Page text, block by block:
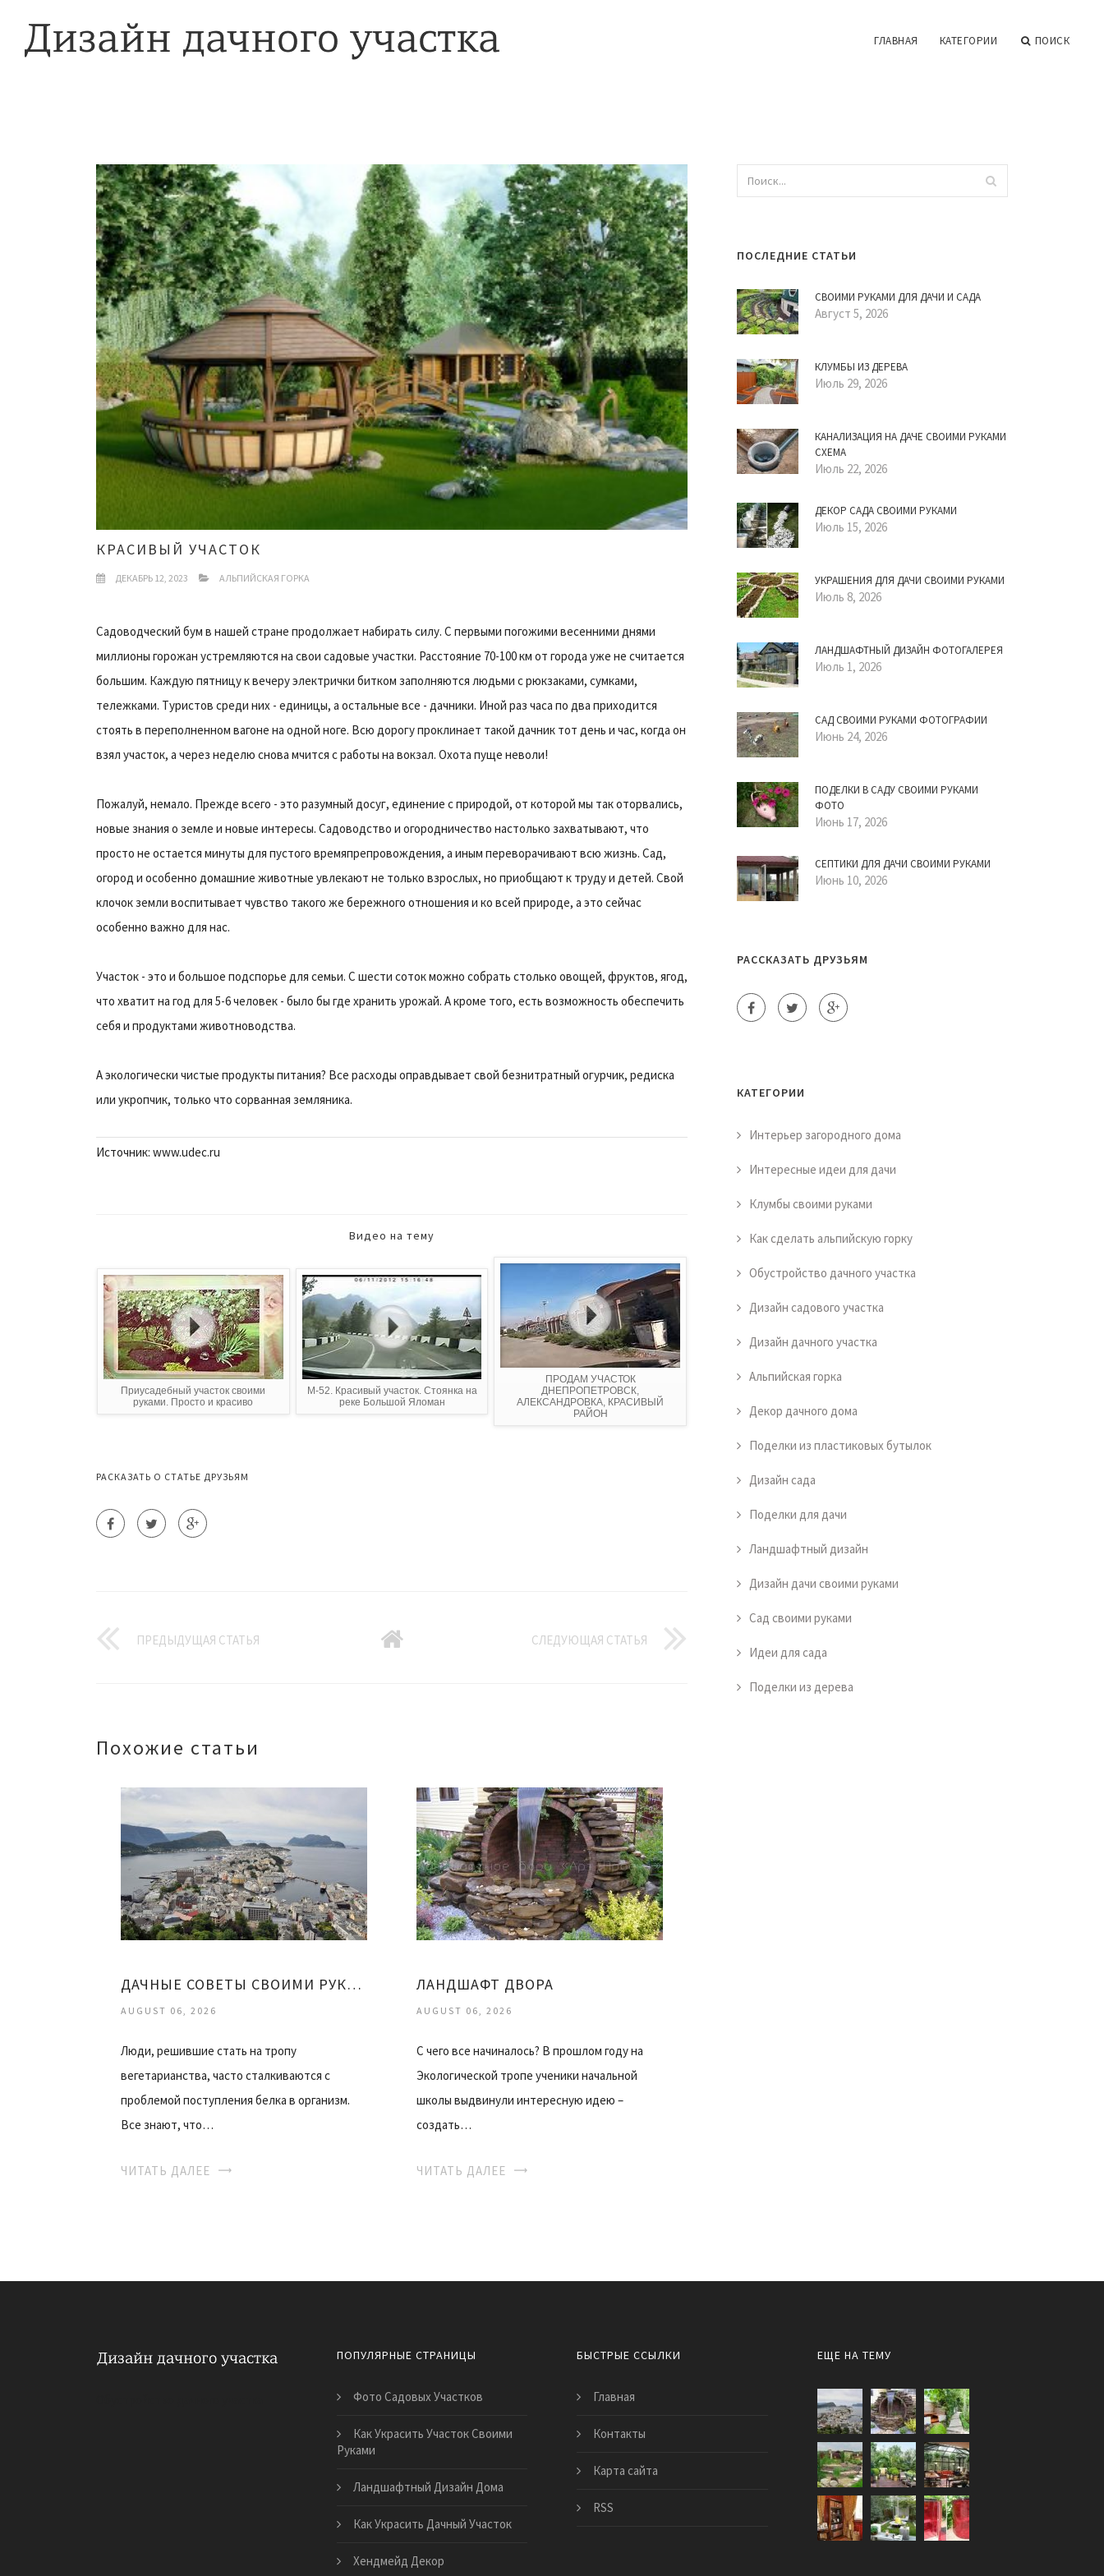
ГЛАВНАЯ КАТЕГОРИИ ПОИСК
КРАСИВЫЙ УЧАСТОК
ДЕКАБРЬ 12, 2023 АЛЬПИЙСКАЯ ГОРКА
Садоводческий бум в нашей стране продолжает набирать силу. С первыми погожими весенними днями
миллионы горожан устремляются на свои садовые участки. Расстояние 70-100 км от города уже не считается
большим. Каждую пятницу к вечеру электрички битком заполняются людьми с рюкзаками, сумками,
тележками. Туристов среди них - единицы, а остальные все - дачники. Иной раз часа по два приходится
стоять в переполненном вагоне на одной ноге. Всю дорогу проклинает такой дачник тот день и час, когда он
взял участок, а через неделю снова мчится с работы на вокзал. Охота пуще неволи!
Пожалуй, немало. Прежде всего - это разумный досуг, единение с природой, от которой мы так оторвались,
новые знания о земле и новые интересы. Садоводство и огородничество настолько захватывают, что
просто не остается минуты для пустого времяпрепровождения, а иным переворачивают всю жизнь. Сад,
огород и особенно домашние животные увлекают не только взрослых, но приобщают к труду и детей. Свой
клочок земли воспитывает чувство такого же бережного отношения и ко всей природе, а это сейчас
особенно важно для нас.
Участок - это и большое подспорье для семьи. С шести соток можно собрать столько овощей, фруктов, ягод,
что хватит на год для 5-6 человек - было бы где хранить урожай. А кроме того, есть возможность обеспечить
себя и продуктами животноводства.
А экологически чистые продукты питания? Все расходы оправдывает свой безнитратный огурчик, редиска
или укропчик, только что сорванная земляника.
Источник: www.udec.ru
Видео на тему
Приусадебный участок своими
руками. Просто и красиво
М-52. Красивый участок. Стоянка на
реке Большой Яломан
ПРОДАМ УЧАСТОК
ДНЕПРОПЕТРОВСК,
АЛЕКСАНДРОВКА, КРАСИВЫЙ
РАЙОН
РАСКАЗАТЬ О СТАТЬЕ ДРУЗЬЯМ
ПРЕДЫДУЩАЯ СТАТЬЯ СЛЕДУЮЩАЯ СТАТЬЯ
Похожие статьи
ДАЧНЫЕ СОВЕТЫ СВОИМИ РУКАМИ
AUGUST 06, 2026
Люди, решившие стать на тропу
вегетарианства, часто сталкиваются с
проблемой поступления белка в организм.
Все знают, что…
ЧИТАТЬ ДАЛЕЕ
ЛАНДШАФТ ДВОРА
AUGUST 06, 2026
С чего все начиналось? В прошлом году на
Экологической тропе ученики начальной
школы выдвинули интересную идею –
создать…
ЧИТАТЬ ДАЛЕЕ
ПОСЛЕДНИЕ СТАТЬИ
СВОИМИ РУКАМИ ДЛЯ ДАЧИ И САДА
Август 5, 2026
КЛУМБЫ ИЗ ДЕРЕВА
Июль 29, 2026
КАНАЛИЗАЦИЯ НА ДАЧЕ СВОИМИ РУКАМИ
СХЕМА
Июль 22, 2026
ДЕКОР САДА СВОИМИ РУКАМИ
Июль 15, 2026
УКРАШЕНИЯ ДЛЯ ДАЧИ СВОИМИ РУКАМИ
Июль 8, 2026
ЛАНДШАФТНЫЙ ДИЗАЙН ФОТОГАЛЕРЕЯ
Июль 1, 2026
САД СВОИМИ РУКАМИ ФОТОГРАФИИ
Июнь 24, 2026
ПОДЕЛКИ В САДУ СВОИМИ РУКАМИ
ФОТО
Июнь 17, 2026
СЕПТИКИ ДЛЯ ДАЧИ СВОИМИ РУКАМИ
Июнь 10, 2026
РАССКАЗАТЬ ДРУЗЬЯМ
КАТЕГОРИИ
Интерьер загородного дома
Интересные идеи для дачи
Клумбы своими руками
Как сделать альпийскую горку
Обустройство дачного участка
Дизайн садового участка
Дизайн дачного участка
Альпийская горка
Декор дачного дома
Поделки из пластиковых бутылок
Дизайн сада
Поделки для дачи
Ландшафтный дизайн
Дизайн дачи своими руками
Сад своими руками
Идеи для сада
Поделки из дерева
ПОПУЛЯРНЫЕ СТРАНИЦЫ
Фото Садовых Участков
Как Украсить Участок Своими
Руками
Ландшафтный Дизайн Дома
Как Украсить Дачный Участок
Хендмейд Декор
БЫСТРЫЕ ССЫЛКИ
Главная
Контакты
Карта сайта
RSS
ЕЩЕ НА ТЕМУ